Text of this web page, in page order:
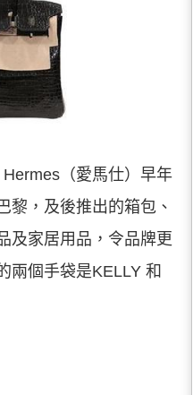
（愛馬仕）早年
黎，及後推出的箱包、
及家居用品，令品牌更
兩個手袋是KELLY 和